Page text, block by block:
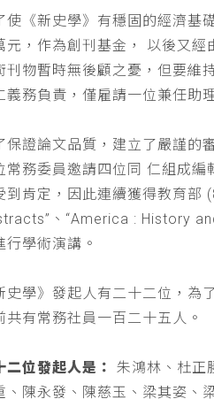
使《新史學》有穩固的經濟基
元，作為創刊基金， 以後又
刊物暫時無後顧之憂，但要維
義務負責，僅雇請一位兼任助
保證論文品質，建立了嚴謹的
常務委員邀請四位同 仁組成
到肯定，因此連續獲得教育部
、“America : History
行學術演講。
史學》發起人有二十二位，
共有常務社員一百二十五人。
二位發起人是：
朱鴻林、杜正
、陳永發、陳慈玉、梁其姿、